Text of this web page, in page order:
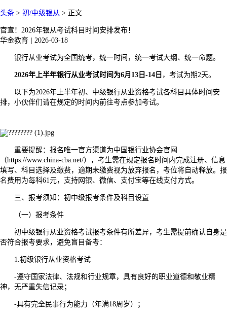
头条 > 初/中级银从 > 正文
官宣！2026年银从考试科目时间安排发布！
华金教育
2026-03-18
银行从业考试为全国统考，统一时间，统一考试大纲、统一命题。
2026年上半年银行从业考试时间为6月13日-14日 ，考试为期2天。
以下为2026年上半年初、中级银行从业资格考试各科目具体时间安
排，小伙伴们请在规定的时间内前往考点参加考试。
重要提醒：报名唯一官方渠道为中国银行业协会官网
（https://www.china-cba.net/），考生需在规定报名时间内完成注册、信息
填写、科目选择及缴费，逾期未缴费视为放弃报名，考位将自动释放。报
名费用为每科61元，支持网银、微信、支付宝等在线支付方式。
三、报考须知：初中级报考条件及科目设置
（一）报考条件
初中级银行从业资格考试报考条件有所差异，考生需提前确认自身是
否符合报考要求，避免盲目备考：
1.初级银行从业资格考试
-遵守国家法律、法规和行业规章，具有良好的职业道德和敬业精
神，无严重失信记录；
-具有完全民事行为能力（年满18周岁）；